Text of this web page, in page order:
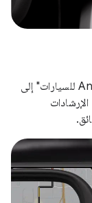
تستند التجارب التي تم إنشاؤها باستخدام "Android للسيارات" إلى